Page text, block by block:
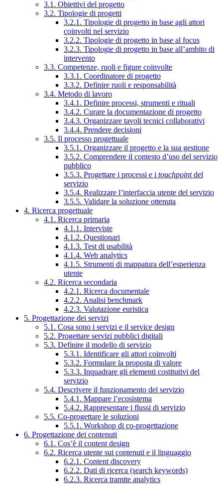
3.1. Obiettivi del progetto
3.2. Tipologie di progetti
3.2.1. Tipologie di progetto in base agli attori
coinvolti nel servizio
3.2.2. Tipologie di progetto in base al focus
3.2.3. Tipologie di progetto in base all’ambito di
intervento
3.3. Competenze, ruoli e figure coinvolte
3.3.1. Coordinatore di progetto
3.3.2. Definire ruoli e responsabilità
3.4. Metodo di lavoro
3.4.1. Definire processi, strumenti e rituali
3.4.2. Curare la documentazione di progetto
3.4.3. Organizzare tavoli tecnici collaborativi
3.4.4. Prendere decisioni
3.5. Il processo progettuale
3.5.1. Organizzare il progetto e la sua gestione
3.5.2. Comprendere il contesto d’uso del servizio
pubblico
3.5.3. Progettare i processi e i touchpointdel
servizio
3.5.4. Realizzare l’interfaccia utente del servizio
3.5.5. Validare la soluzione ottenuta
4. Ricerca progettuale
4.1. Ricerca primaria
4.1.1. Interviste
4.1.2. Questionari
4.1.3. Test di usabilità
4.1.4. Web analytics
4.1.5. Strumenti di mappatura dell’esperienza
utente
4.2. Ricerca secondaria
4.2.1. Ricerca documentale
4.2.2. Analisi benchmark
4.2.3. Valutazione euristica
5. Progettazione dei servizi
5.1. Cosa sono i servizi e il service design
5.2. Progettare servizi pubblici digitali
5.3. Definire il modello di servizio
5.3.1. Identificare gli attori coinvolti
5.3.2. Formulare la proposta di valore
5.3.3. Inquadrare gli elementi costitutivi del
servizio
5.4. Descrivere il funzionamento del servizio
5.4.1. Mappare l’ecosistema
5.4.2. Rappresentare i flussi di servizio
5.5. Co-progettare le soluzioni
5.5.1. Workshop di co-progettazione
6. Progettazione dei contenuti
6.1. Cos’è il content design
6.2. Ricerca utente sui contenuti e il linguaggio
6.2.1. Content discovery
6.2.2. Dati di ricerca (search keywords)
6.2.3. Ricerca tramite analytics